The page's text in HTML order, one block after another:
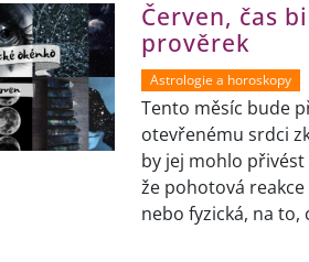
Červen, čas
prověrek
Astrologie a horoskopy
Tento měsíc bude
otevřenému srdci
by jej mohlo
že pohotová
nebo fyzická, na to,